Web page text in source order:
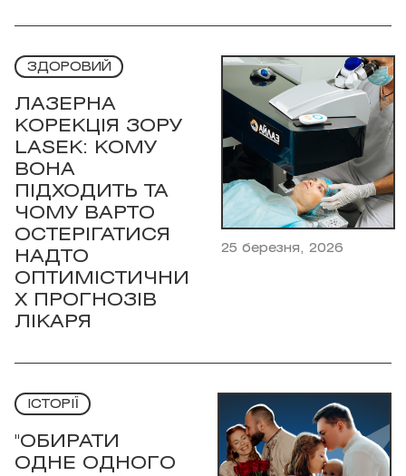
ЗДОРОВИЙ
ЛАЗЕРНА
КОРЕКЦІЯ ЗОРУ
LASEK: КОМУ
ВОНА
ПІДХОДИТЬ ТА
ЧОМУ ВАРТО
ОСТЕРІГАТИСЯ
НАДТО
ОПТИМІСТИЧНИ
Х ПРОГНОЗІВ
ЛІКАРЯ
25 березня, 2026
ІСТОРІЇ
"ОБИРАТИ
ОДНЕ ОДНОГО